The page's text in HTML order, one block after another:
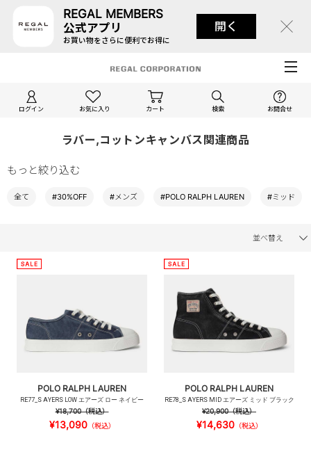
REGAL MEMBERS
公式アプリ
お買い物をさらに便利でお得に
開く
ログイン お気に入り カート 検索 お問合せ
ラバー,コットンキャンバス関連商品
もっと絞り込む
全て #30%OFF #メンズ #POLO RALPH LAUREN #ミッド
並べ替え
POLO RALPH LAUREN
RE77_S AYERS LOW エアーズ ロー ネイビー
¥18,700（税込）
¥13,090（税込）
POLO RALPH LAUREN
RE78_S AYERS MID エアーズ ミッド ブラック
¥20,900（税込）
¥14,630（税込）